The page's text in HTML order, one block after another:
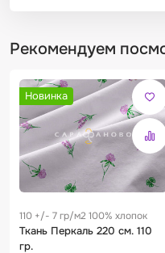
Рекомендуем
Новинка
110 +/- 7 гр/м2 100% хлопок
Ткань Перкаль 220 см. 110
гр.